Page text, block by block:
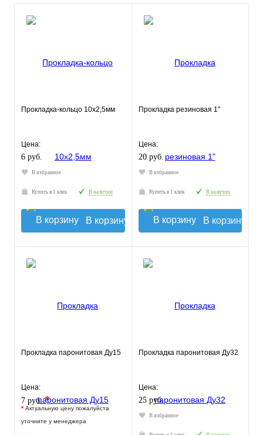
Прокладка-кольцо 10х2,5мм
Цена:
6 руб.
В избранное
Купить в 1 клик В наличии
В корзину
Прокладка резиновая 1"
Цена:
20 руб.
В избранное
Купить в 1 клик В наличии
В корзину
Прокладка паронитовая Ду15
Цена:
7 руб.*
* Актуальную цену пожалуйста
уточните у менеджера
Прокладка паронитовая Ду32
Цена:
25 руб.
В избранное